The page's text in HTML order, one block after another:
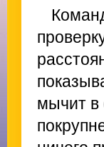
мычит в